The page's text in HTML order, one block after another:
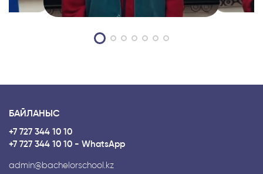
БАЙЛАНЫС
+7 727 344 10 10
+7 727 344 10 10 - WhatsApp
admin@bachelorschool.kz